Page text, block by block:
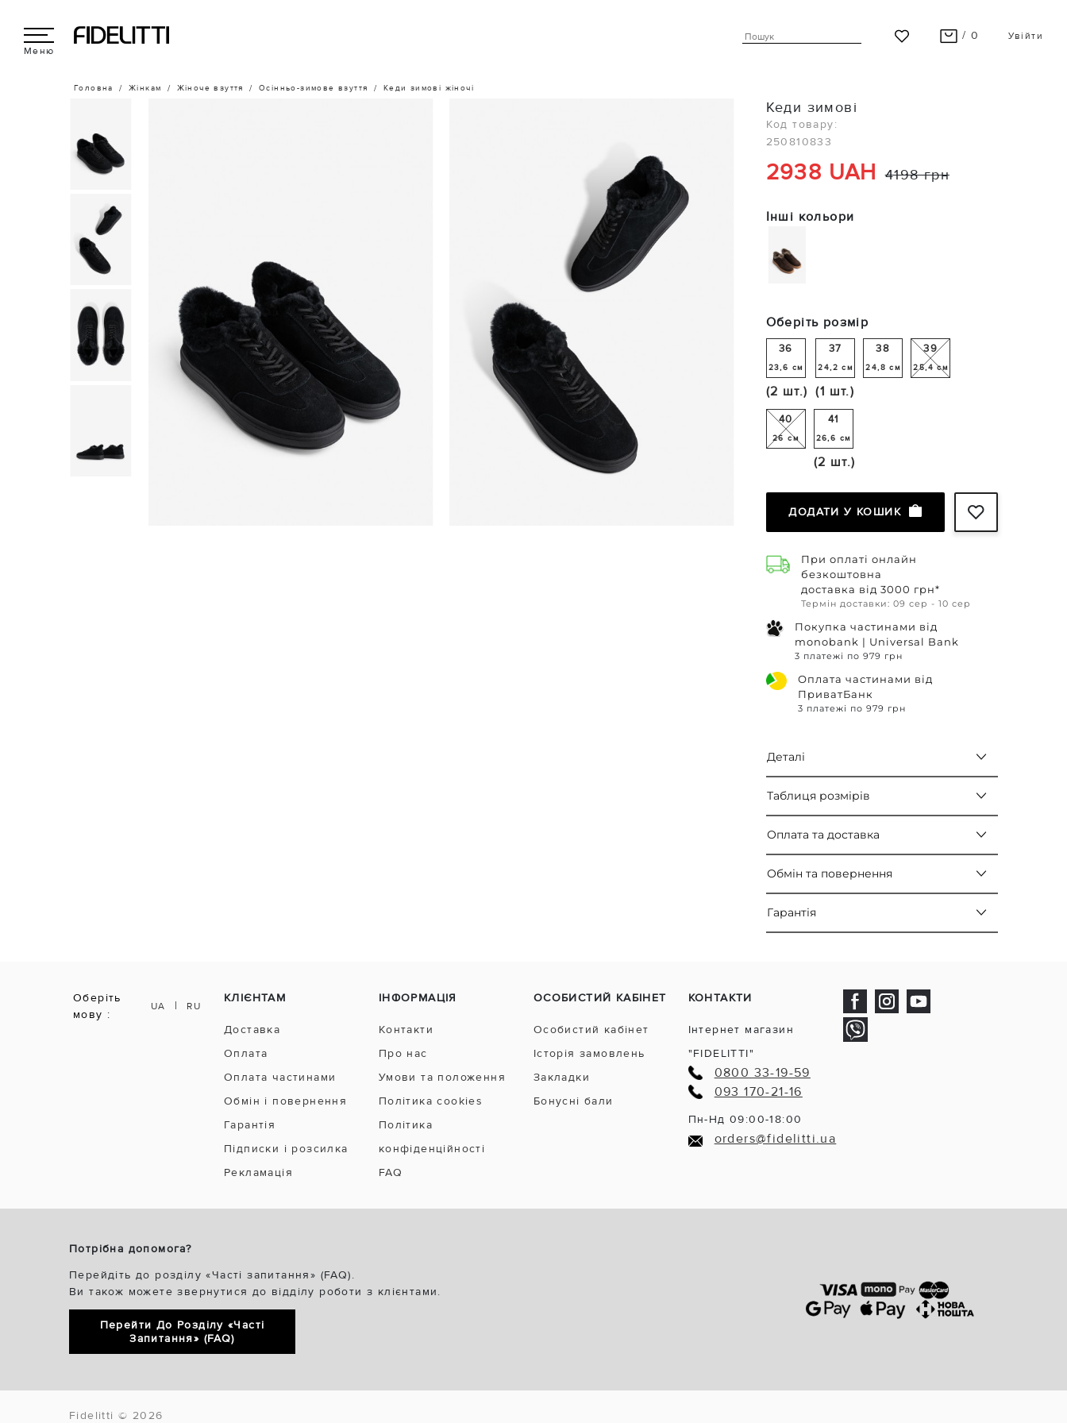
Меню
/ 0
Останні модні новинки чекають на Вас!
Увійти
Головна Жінкам Жіноче взуття Осінньо-зимове взуття Кеди зимові жіночі
Кеди зимові
Код товару:
250810833
2938 UAH 4198 грн
Інші кольори
Оберіть розмір
36
23,6 см
(2 шт.)
37
24,2 см
(1 шт.)
38
24,8 см
39
25,4 см
40
26 см
41
26,6 см
(2 шт.)
ДОДАТИ У КОШИК
При оплаті онлайн
безкоштовна
доставка від 3000 грн*
Термін доставки: 09 сер - 10 сер
Покупка частинами від
monobank | Universal Bank
3 платежі по 979 грн
Оплата частинами від
ПриватБанк
3 платежі по 979 грн
Деталі
Таблиця розмірів
Оплата та доставка
Обмін та повернення
Гарантія
Оберіть
мову :
UA | RU
КЛІЄНТАМ
Доставка
Оплата
Оплата частинами
Обмін і повернення
Гарантія
Підписки і розсилка
Рекламація
ІНФОРМАЦІЯ
Контакти
Про нас
Умови та положення
Політика cookies
Політика
конфіденційності
FAQ
ОСОБИСТИЙ КАБІНЕТ
Особистий кабінет
Історія замовлень
Закладки
Бонусні бали
КОНТАКТИ
Інтернет магазин
"FIDELITTI"
0800 33-19-59
093 170-21-16
Пн-Нд 09:00-18:00
orders@fidelitti.ua
Потрібна допомога?
Перейдіть до розділу «Часті запитання» (FAQ).
Ви також можете звернутися до відділу роботи з клієнтами.
Перейти До Розділу «Часті
Запитання» (FAQ)
Fidelitti © 2026